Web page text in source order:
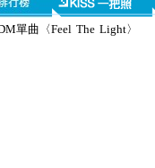
單曲〈Feel The Light〉